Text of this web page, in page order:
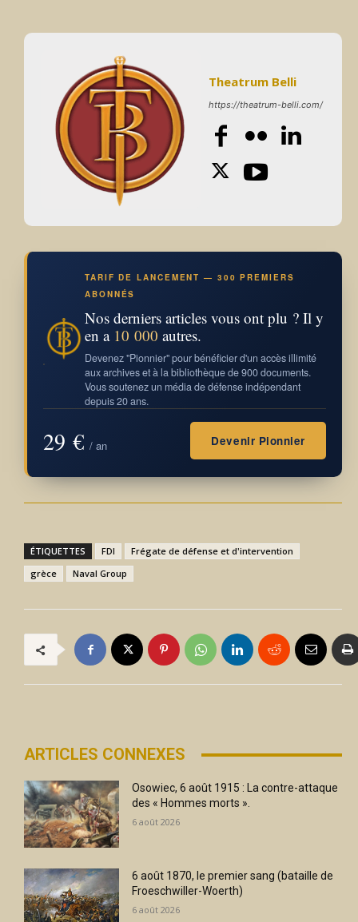
Theatrum Belli
https://theatrum-belli.com/
TARIF DE LANCEMENT — 300 PREMIERS
ABONNÉS
Nos derniers articles vous ont plu ? Il y
en a 10 000 autres.
Devenez "Pionnier" pour bénéficier d'un accès illimité
aux archives et à la bibliothèque de 900 documents.
Vous soutenez un média de défense indépendant
depuis 20 ans.
29 € / an Devenir Pionnier
ÉTIQUETTES FDI
Frégate de défense et d'intervention
grèce
Naval Group
ARTICLES CONNEXES
Osowiec, 6 août 1915 : La contre-attaque
des « Hommes morts ».
6 août 2026
6 août 1870, le premier sang (bataille de
Froeschwiller-Woerth)
6 août 2026